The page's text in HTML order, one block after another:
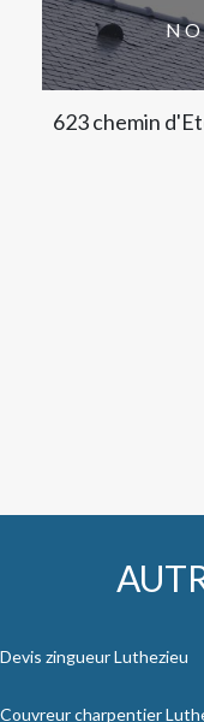
623 chemin
Devis zingueur Luthezieu
Couvreur charpentier